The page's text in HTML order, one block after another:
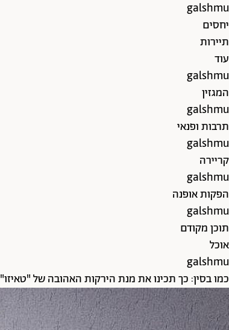
galshmu
יחסים
תיירות
עוד
galshmu
המגזין
galshmu
תרבות ופנאי
galshmu
קריירה
galshmu
הפקות אופנה
galshmu
תוכן מקודם
אוכל
galshmu
כמו בסין: כך תכינו את מנת הירקות האהובה של "טאיזו"